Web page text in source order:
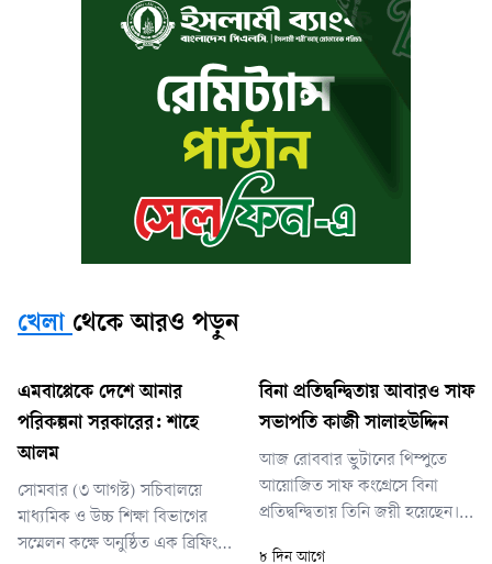
খেলা থেকে আরও পড়ুন
এমবাপ্পেকে দেশে আনার
পরিকল্পনা সরকারের: শাহে
আলম
সোমবার (৩ আগস্ট) সচিবালয়ে
মাধ্যমিক ও উচ্চ শিক্ষা বিভাগের
সম্মেলন কক্ষে অনুষ্ঠিত এক ব্রিফিংয়ে
বিনা প্রতিদ্বন্দ্বিতায় আবারও সাফ
সভাপতি কাজী সালাহউদ্দিন
আজ রোববার ভুটানের থিম্পুতে
আয়োজিত সাফ কংগ্রেসে বিনা
প্রতিদ্বন্দ্বিতায় তিনি জয়ী হয়েছেন।
৮ দিন আগে